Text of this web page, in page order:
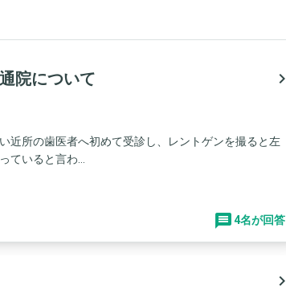
院について
navigate_next
近所の歯医者へ初めて受診し、レントゲンを撮ると左
ていると言わ...
4名が回答
navigate_next